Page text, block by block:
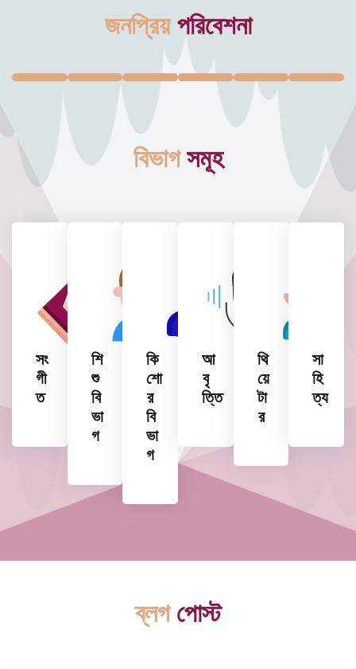
জনপ্রিয় পরিবেশনা
বিভাগ সমূহ
সং
গী
ত
শি
শু
বি
ভা
গ
কি
শো
র
বি
ভা
গ
আ
বৃ
ত্তি
থি
য়ে
টা
র
সা
হি
ত্য
ব্লগ পোস্ট